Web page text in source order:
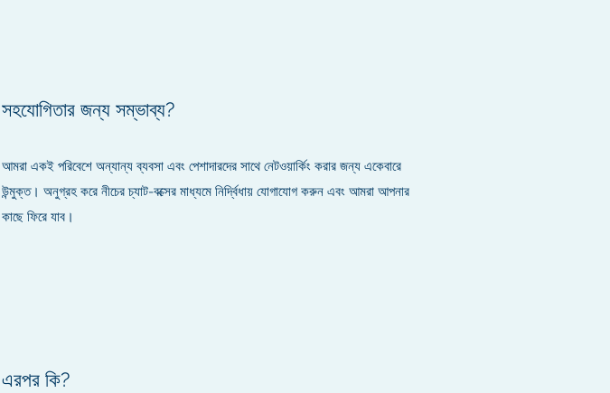
সহযোগিতার জন্য সম্ভাব্য?
আমরা একই পরিবেশে অন্যান্য ব্যবসা এবং পেশাদারদের সাথে নেটওয়ার্কিং করার জন্য একেবারে
উন্মুক্ত। অনুগ্রহ করে নীচের চ্যাট-বক্সের মাধ্যমে নির্দ্বিধায় যোগাযোগ করুন এবং আমরা আপনার
কাছে ফিরে যাব।
এরপর কি?